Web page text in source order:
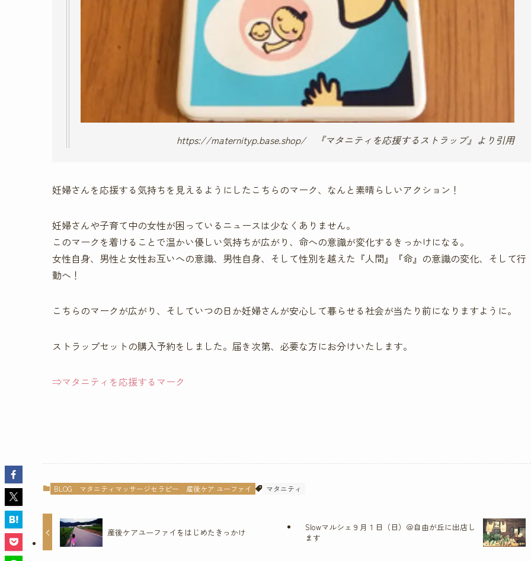
https://maternityp.base.shop/ 『マタニティを応援するストラップ』より引用
妊婦さんを応援する気持ちを見えるようにしたこちらのマーク、なんと素晴らしいアクション！
妊婦さんや子育て中の女性が困っているニュースは少なくありません。
このマークを着けることで温かい優しい気持ちが広がり、命への意識が変化するきっかけになる。
女性自身、男性と女性お互いへの意識、男性自身、そして性別を越えた『人間』『命』の意識の変化、そして行
動へ！
こちらのマークが広がり、そしていつの日か妊婦さんが安心して暮らせる社会が当たり前になりますように。
ストラップセットの購入予約をしました。届き次第、必要な方にお分けいたします。
⇒マタニティを応援するマーク
BLOG マタニティマッサージセラピー 産後ケア ユーファイ マタニティ
産後ケアユーファイをはじめたきっかけ
Slowマルシェ９月１日（日）＠自由が丘に出店し
ます